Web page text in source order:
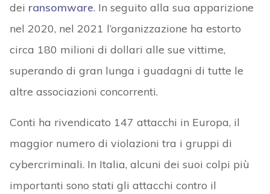
dei ransomware. In seguito alla sua apparizione
nel 2020, nel 2021 l’organizzazione ha estorto
circa 180 milioni di dollari alle sue vittime,
superando di gran lunga i guadagni di tutte le
altre associazioni concorrenti.
Conti ha rivendicato 147 attacchi in Europa, il
maggior numero di violazioni tra i gruppi di
cybercriminali. In Italia, alcuni dei suoi colpi più
importanti sono stati gli attacchi contro il